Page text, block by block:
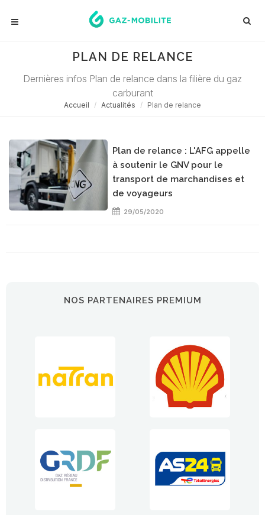
PLAN DE RELANCE
Dernières infos Plan de relance dans la filière du gaz
carburant
Accueil Actualités Plan de relance
Plan de relance : L'AFG appelle
à soutenir le GNV pour le
transport de marchandises et
de voyageurs
29/05/2020
NOS PARTENAIRES PREMIUM